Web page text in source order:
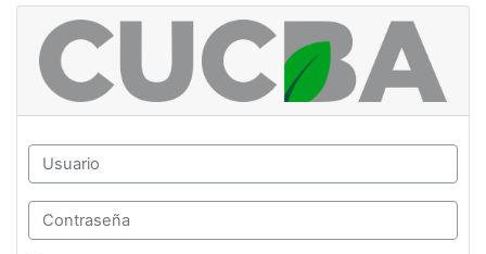
Saltar al contenido principal
Moodle Centro Universitario De
Usuario
Contraseña